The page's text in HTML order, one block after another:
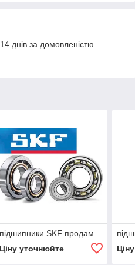
днів за домовленістю
підшипники SKF продам
Ціну уточнюйте